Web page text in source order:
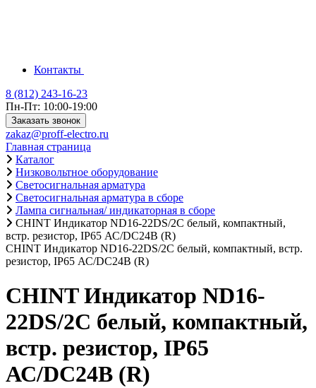
Контакты
8 (812) 243-16-23
Пн-Пт: 10:00-19:00
Заказать звонок
zakaz@proff-electro.ru
Главная страница
Каталог
Низковольтное оборудование
Светосигнальная арматура
Светосигнальная арматура в сборе
Лампа сигнальная/ индикаторная в сборе
CHINT Индикатор ND16-22DS/2C белый, компактный,
встр. резистор, IP65 АС/DC24В (R)
CHINT Индикатор ND16-22DS/2C белый, компактный, встр.
резистор, IP65 АС/DC24В (R)
CHINT Индикатор ND16-
22DS/2C белый, компактный,
встр. резистор, IP65
АС/DC24В (R)